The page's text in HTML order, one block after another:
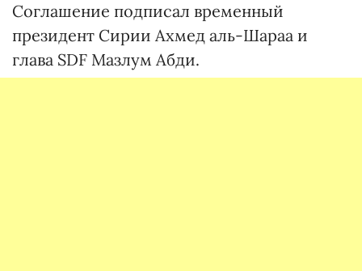
Соглашение подписал временный
президент Сирии Ахмед аль-Шараа и
глава SDF Мазлум Абди.